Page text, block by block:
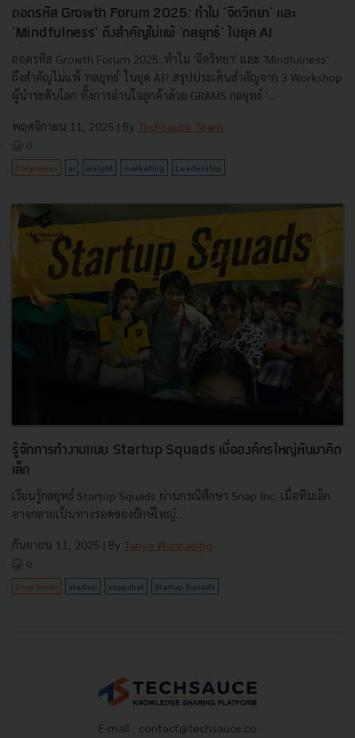
ถอดรหัส Growth Forum 2025: ทำไม 'จิตวิทยา' และ
'Mindfulness' ถึงสำคัญไม่แพ้ 'กลยุทธ์' ในยุค AI
ถอดรหัส Growth Forum 2025: ทำไม 'จิตวิทยา' และ 'Mindfulness'
ถึงสำคัญไม่แพ้ 'กลยุทธ์' ในยุค AI? สรุปประเด็นสำคัญจาก 3 Workshop
ผู้นำระดับโลก ทั้งการอ่านใจลูกค้าด้วย GRAMS กลยุทธ์ '...
พฤศจิกายน 11, 2025 | By Techsauce Team
0
Corp Innov ai insight marketing Leadership
รู้จักการทำงานแบบ Startup Squads เมื่อองค์กรใหญ่หันมาคิด
เล็ก
เรียนรู้กลยุทธ์ Startup Squads ผ่านกรณีศึกษา Snap Inc. เมื่อทีมเล็ก
อาจกลายเป็นทางรอดของยักษ์ใหญ่...
กันยายน 11, 2025 | By Tanya Wannasing
0
Corp Innov startup snapchat Startup Squads
E-mail : contact@techsauce.co